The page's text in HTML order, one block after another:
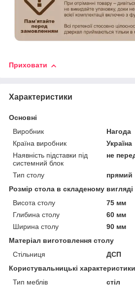
Приховати
Характеристики
Основні
Виробник
Нагода
Країна виробник
Україна
Наявність підставки під
системний блок
не
Тип столу
прямий
Розмір стола в складеному вигляді
Висота столу
75 мм
Глибина столу
60 мм
Ширина столу
90 мм
Матеріал виготовлення столу
Стільниця
ДСП
Користувальницькі характеристики
Тип меблів
стіл